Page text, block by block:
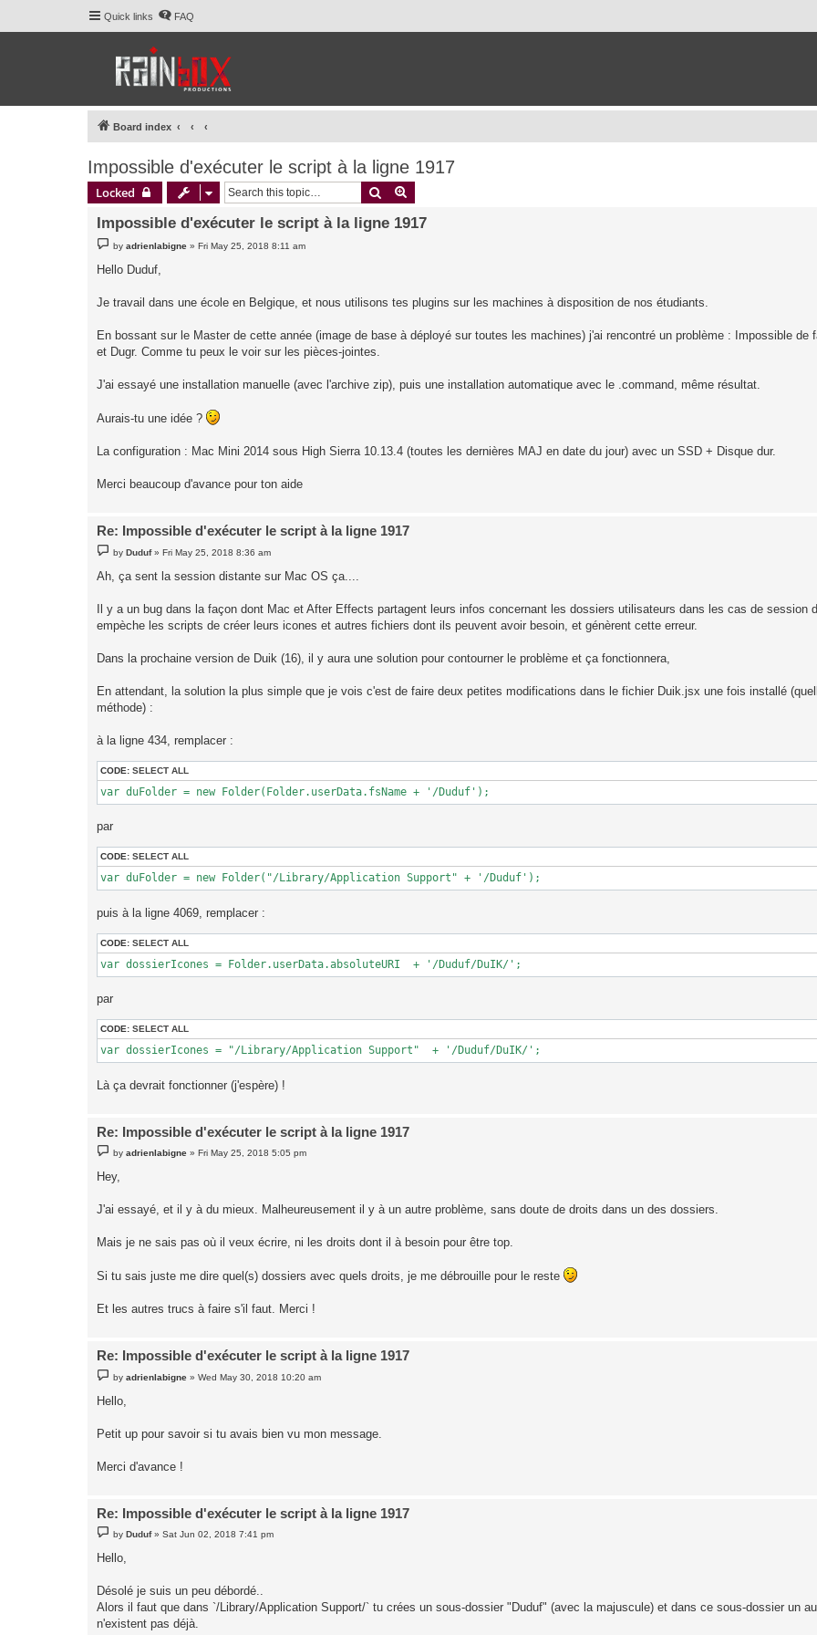
Quick links FAQ
Board index
Impossible d'exécuter le script à la ligne 1917
Locked Search
Impossible d'exécuter le script à la ligne 1917
P
o
s
t
byadrienlabigne »Fri May 25, 2018 8:11 am
Hello Duduf,
Je travail dans une école en Belgique, et nous utilisons tes plugins sur les machines à disposition de nos étudiants.
En bossant sur le Master de cette année (image de base à déployé sur toutes les machines) j'ai rencontré un problème : Impossible de
et Dugr. Comme tu peux le voir sur les pièces-jointes.
J'ai essayé une installation manuelle (avec l'archive zip), puis une installation automatique avec le .command, même résultat.
Aurais-tu une idée ?
La configuration : Mac Mini 2014 sous High Sierra 10.13.4 (toutes les dernières MAJ en date du jour) avec un SSD + Disque dur.
Merci beaucoup d'avance pour ton aide
Re: Impossible d'exécuter le script à la ligne 1917
P
o
t
byDuduf»Fri May 25, 2018 8:36 am
Ah, ça sent la session distante sur Mac OS ça....
Il y a un bug dans la façon dont Mac et After Effects partagent leurs infos concernant les dossiers utilisateurs dans les cas de session
empèche les scripts de créer leurs icones et autres fichiers dont ils peuvent avoir besoin, et génèrent cette erreur.
Dans la prochaine version de Duik (16), il y aura une solution pour contourner le problème et ça fonctionnera,
En attendant, la solution la plus simple que je vois c'est de faire deux petites modifications dans le fichier Duik.jsx une fois installé
méthode) :
à la ligne 434, remplacer :
CODE: SELECT ALL
var duFolder = new Folder(Folder.userData.fsName + '/Duduf');
par
CODE: SELECT ALL
var duFolder = new Folder("/Library/Application Support" + '/Duduf');
puis à la ligne 4069, remplacer :
CODE: SELECT ALL
var dossierIcones = Folder.userData.absoluteURI  + '/Duduf/DuIK/';
par
CODE: SELECT ALL
var dossierIcones = "/Library/Application Support"  + '/Duduf/DuIK/';
Là ça devrait fonctionner (j'espère) !
Re: Impossible d'exécuter le script à la ligne 1917
P
t
byadrienlabigne » Fri May 25, 2018 5:05 pm
Hey,
J'ai essayé, et il y à du mieux. Malheureusement il y à un autre problème, sans doute de droits dans un des dossiers.
Mais je ne sais pas où il veux écrire, ni les droits dont il à besoin pour être top.
Si tu sais juste me dire quel(s) dossiers avec quels droits, je me débrouille pour le reste
Et les autres trucs à faire s'il faut. Merci !
Re: Impossible d'exécuter le script à la ligne 1917
P
o
s
t
byadrienlabigne »Wed May 30, 2018 10:20 am
Hello,
Petit up pour savoir si tu avais bien vu mon message.
Merci d'avance !
Re: Impossible d'exécuter le script à la ligne 1917
P
s
t
by Duduf»Sat Jun 02, 2018 7:41 pm
Hello,
Désolé je suis un peu débordé..
Alors il faut que dans `/Library/Application Support/` tu crées un sous-dossier "Duduf" (avec la majuscule) et dans ce sous-dossier un
n'existent pas déjà.